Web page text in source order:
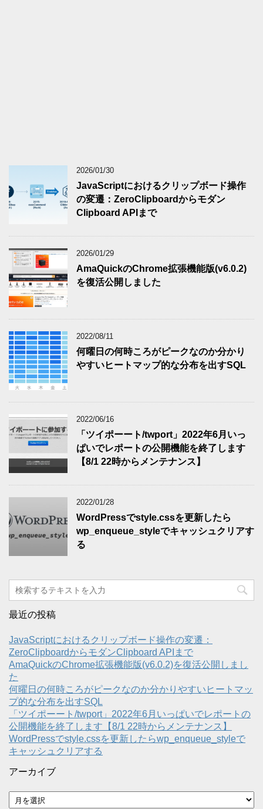
2026/01/30
JavaScriptにおけるクリップボード操作
の変遷：ZeroClipboardからモダン
Clipboard APIまで
2026/01/29
AmaQuickのChrome拡張機能版(v6.0.2)
を復活公開しました
2022/08/11
何曜日の何時ころがピークなのか分かり
やすいヒートマップ的な分布を出すSQL
2022/06/16
「ツイポーート/twport」2022年6月いっ
ぱいでレポートの公開機能を終了します
【8/1 22時からメンテナンス】
2022/01/28
WordPressでstyle.cssを更新したら
wp_enqueue_styleでキャッシュクリアす
る
最近の投稿
JavaScriptにおけるクリップボード操作の変遷：
ZeroClipboardからモダンClipboard APIまで
AmaQuickのChrome拡張機能版(v6.0.2)を復活公開しまし
た
何曜日の何時ころがピークなのか分かりやすいヒートマッ
プ的な分布を出すSQL
「ツイポーート/twport」2022年6月いっぱいでレポートの
公開機能を終了します【8/1 22時からメンテナンス】
WordPressでstyle.cssを更新したらwp_enqueue_styleで
キャッシュクリアする
アーカイブ
ア